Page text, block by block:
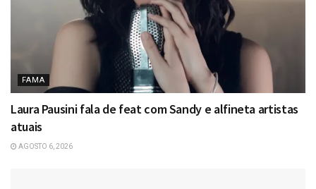
FAMA
Laura Pausini fala de feat com Sandy e alfineta artistas
atuais
AGOSTO 6, 2026